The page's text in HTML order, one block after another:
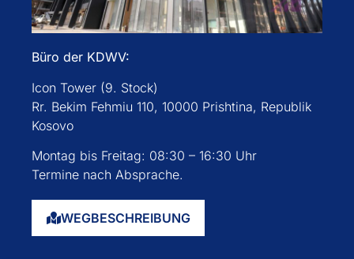
Büro der KDWV:
Icon Tower (9. Stock)
Rr. Bekim Fehmiu 110, 10000 Prishtina, Republik
Kosovo
Montag bis Freitag: 08:30 – 16:30 Uhr
Termine nach Absprache.
WEGBESCHREIBUNG